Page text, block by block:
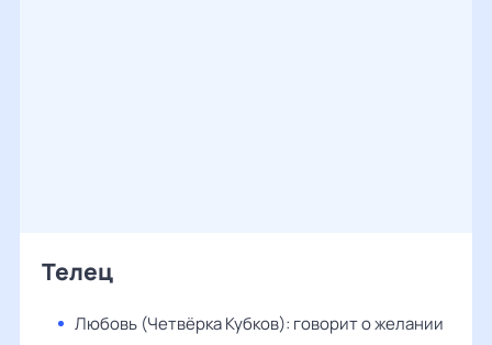
Телец
Любовь (Четвёрка Кубков): говорит о желании